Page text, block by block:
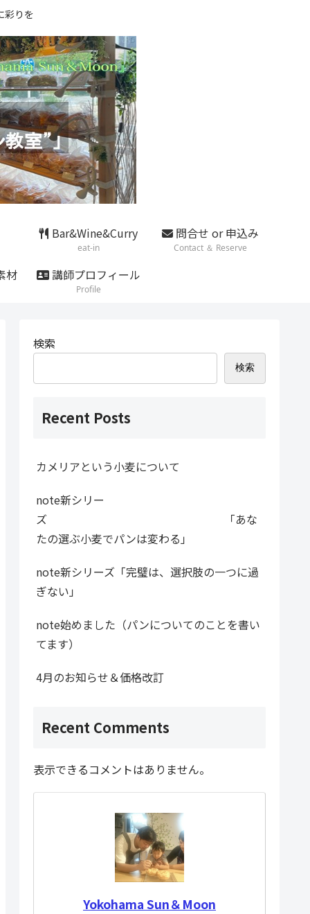
彩りを
Bar&Wine&Curry
eat-in
問合せ or 申込み
Contact ＆ Reserve
材 講師プロフィール
Profile
検索
検索
Recent Posts
カメリアという小麦について
note新シリー
ズ 「あな
たの選ぶ小麦でパンは変わる」
note新シリーズ「完璧は、選択肢の一つに過
ぎない」
note始めました（パンについてのことを書い
てます）
4月のお知らせ＆価格改訂
Recent Comments
表示できるコメントはありません。
Yokohama Sun＆Moon